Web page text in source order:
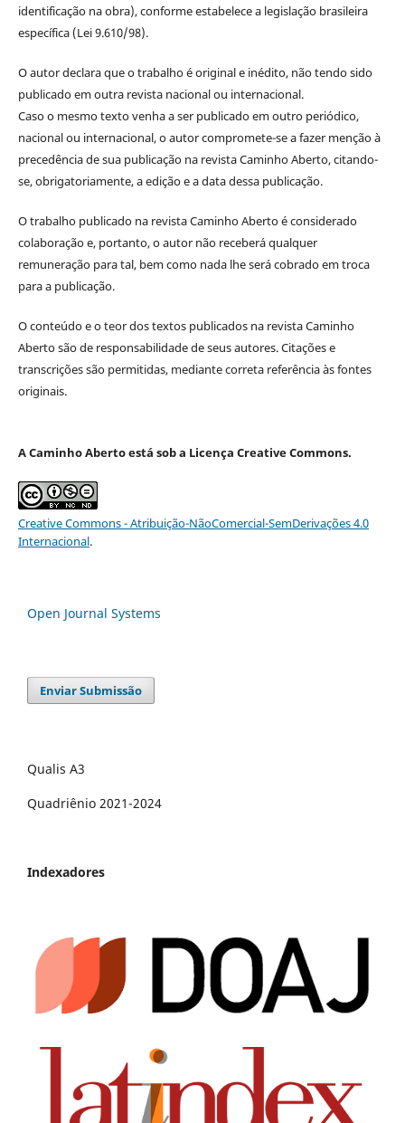
identificação na obra), conforme estabelece a legislação brasileira
específica (Lei 9.610/98).
O autor declara que o trabalho é original e inédito, não tendo sido
publicado em outra revista nacional ou internacional.
Caso o mesmo texto venha a ser publicado em outro periódico,
nacional ou internacional, o autor compromete-se a fazer menção à
precedência de sua publicação na revista Caminho Aberto, citando-
se, obrigatoriamente, a edição e a data dessa publicação.
O trabalho publicado na revista Caminho Aberto é considerado
colaboração e, portanto, o autor não receberá qualquer
remuneração para tal, bem como nada lhe será cobrado em troca
para a publicação.
O conteúdo e o teor dos textos publicados na revista Caminho
Aberto são de responsabilidade de seus autores. Citações e
transcrições são permitidas, mediante correta referência às fontes
originais.
A Caminho Aberto está sob a Licença Creative Commons.
Creative Commons - Atribuição-NãoComercial-SemDerivações 4.0
Internacional.
Open Journal Systems
Enviar Submissão
Qualis A3
Quadriênio 2021-2024
Indexadores